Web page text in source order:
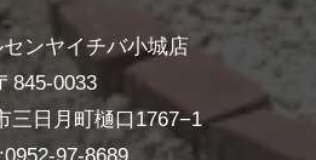
センヤイチバ小城店
845-0033
三日月町樋口1767−1